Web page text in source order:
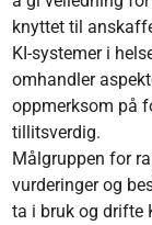
knyttet til
KI-systemer i
omhandler
oppmerksom på
tillitsverdig.
Målgruppen for
vurderinger og
ta i bruk og drifte